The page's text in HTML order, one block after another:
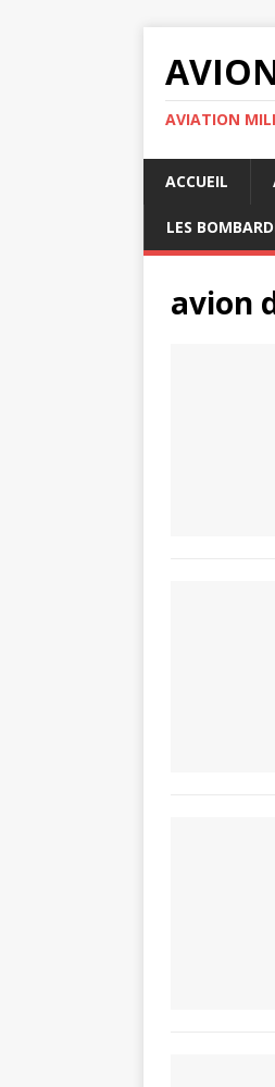
AVIATION
ACCUEIL
LES
avion